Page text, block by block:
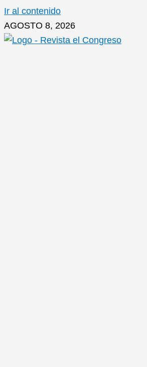
Ir al contenido
AGOSTO 8, 2026